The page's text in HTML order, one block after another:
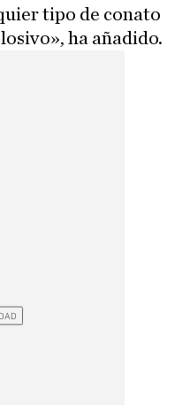
tipo de conato
ha añadido.